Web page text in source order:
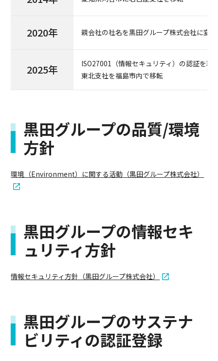
2020年 親会社の社名を黒田グループ株式会社に変更
2025年
ISO27001（情報セキュリティ）の認証を取
東北支社を福島市内で移転
黒田グループの品質/環境
方針
環境（Environment）に関する活動（黒田グループ株式会社）
黒田グループの情報セキ
ュリティ方針
情報セキュリティ方針（黒田グループ株式会社）
黒田グループのサステナ
ビリティの認証登録